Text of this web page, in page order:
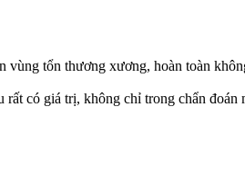
tổn thương xương, hoàn toàn
rất có giá trị, không chỉ trong chẩn